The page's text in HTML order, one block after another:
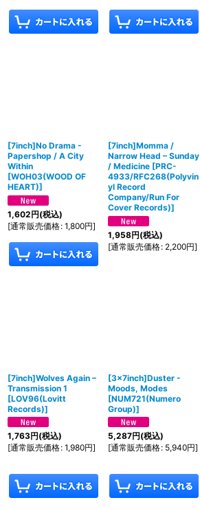
[7inch]No Drama -
Papershop / A City
Within
[WOH03(WOOD OF
HEART)]
1,602円(税込)
[通常販売価格: 1,800円]
[7inch]Momma /
Narrow Head – Sunday
/ Medicine [PRC-
4933/RFC268(Polyvin
yl Record
Company/Run For
Cover Records)]
1,958円(税込)
[通常販売価格: 2,200円]
[7inch]Wolves Again –
Transmission 1
[LOV96(Lovitt
Records)]
1,763円(税込)
[通常販売価格: 1,980円]
[3×7inch]Duster -
Moods, Modes
[NUM721(Numero
Group)]
5,287円(税込)
[通常販売価格: 5,940円]